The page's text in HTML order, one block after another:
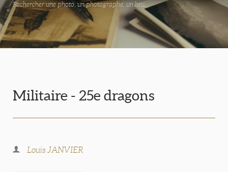
Rechercher une photo, un photographe, un lieu...
Militaire - 25e dragons
Louis JANVIER